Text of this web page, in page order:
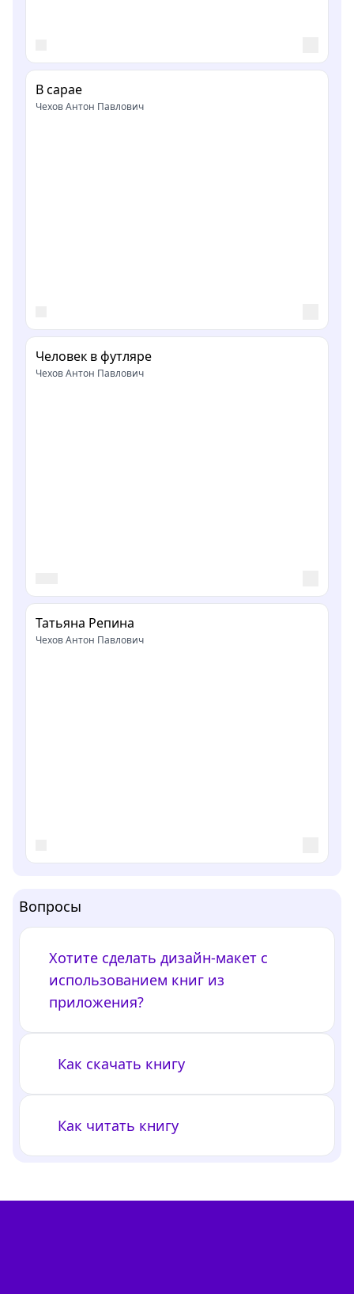
В сарае
Чехов Антон Павлович
Человек в футляре
Чехов Антон Павлович
Татьяна Репина
Чехов Антон Павлович
Вопросы
Хотите сделать дизайн-макет с
использованием книг из
приложения?
Как скачать книгу
Как читать книгу